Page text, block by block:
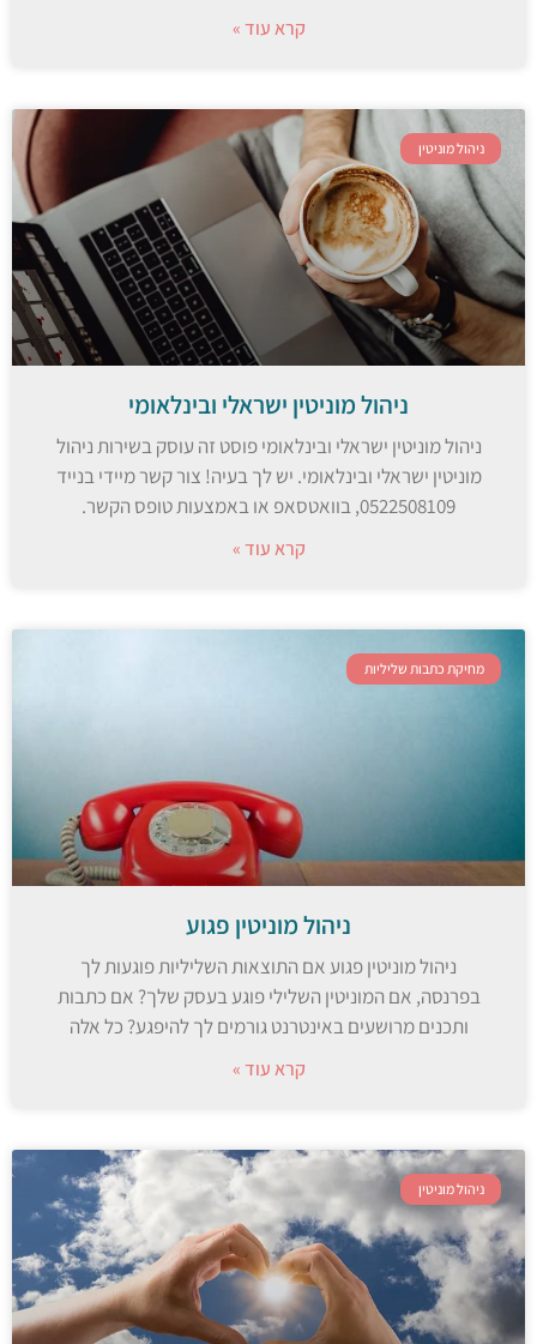
קרא עוד »
ניהול מוניטין
ניהול מוניטין ישראלי ובינלאומי
ניהול מוניטין ישראלי ובינלאומי פוסט זה עוסק בשירות ניהול
מוניטין ישראלי ובינלאומי. יש לך בעיה! צור קשר מיידי בנייד
0522508109, בוואטסאפ או באמצעות טופס הקשר.
קרא עוד »
מחיקת כתבות שליליות
ניהול מוניטין פגוע
ניהול מוניטין פגוע אם התוצאות השליליות פוגעות לך
בפרנסה, אם המוניטין השלילי פוגע בעסק שלך? אם כתבות
ותכנים מרושעים באינטרנט גורמים לך להיפגע? כל אלה
קרא עוד »
ניהול מוניטין